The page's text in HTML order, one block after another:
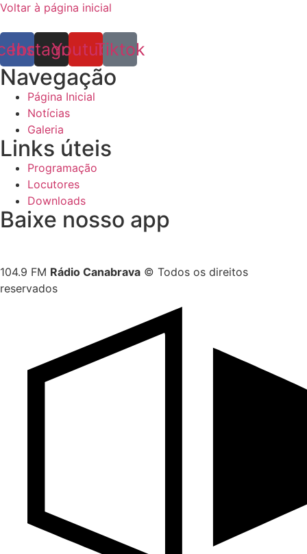
Voltar à página inicial
Instagram
YoutubeTiktok
Navegação
Página Inicial
Notícias
Galeria
Links úteis
Programação
Locutores
Downloads
Baixe nosso app
104.9 FM Rádio Canabrava © Todos os direitos
reservados